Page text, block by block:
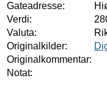
Gateadresse:
Verdi:
Valuta:
Originalkilder:
Originalkommentar:
Notat: